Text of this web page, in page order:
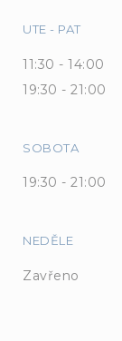
UTE - PAT
11:30 - 14:00
19:30 - 21:00
SOBOTA
19:30 - 21:00
NEDĚLE
Zavřeno